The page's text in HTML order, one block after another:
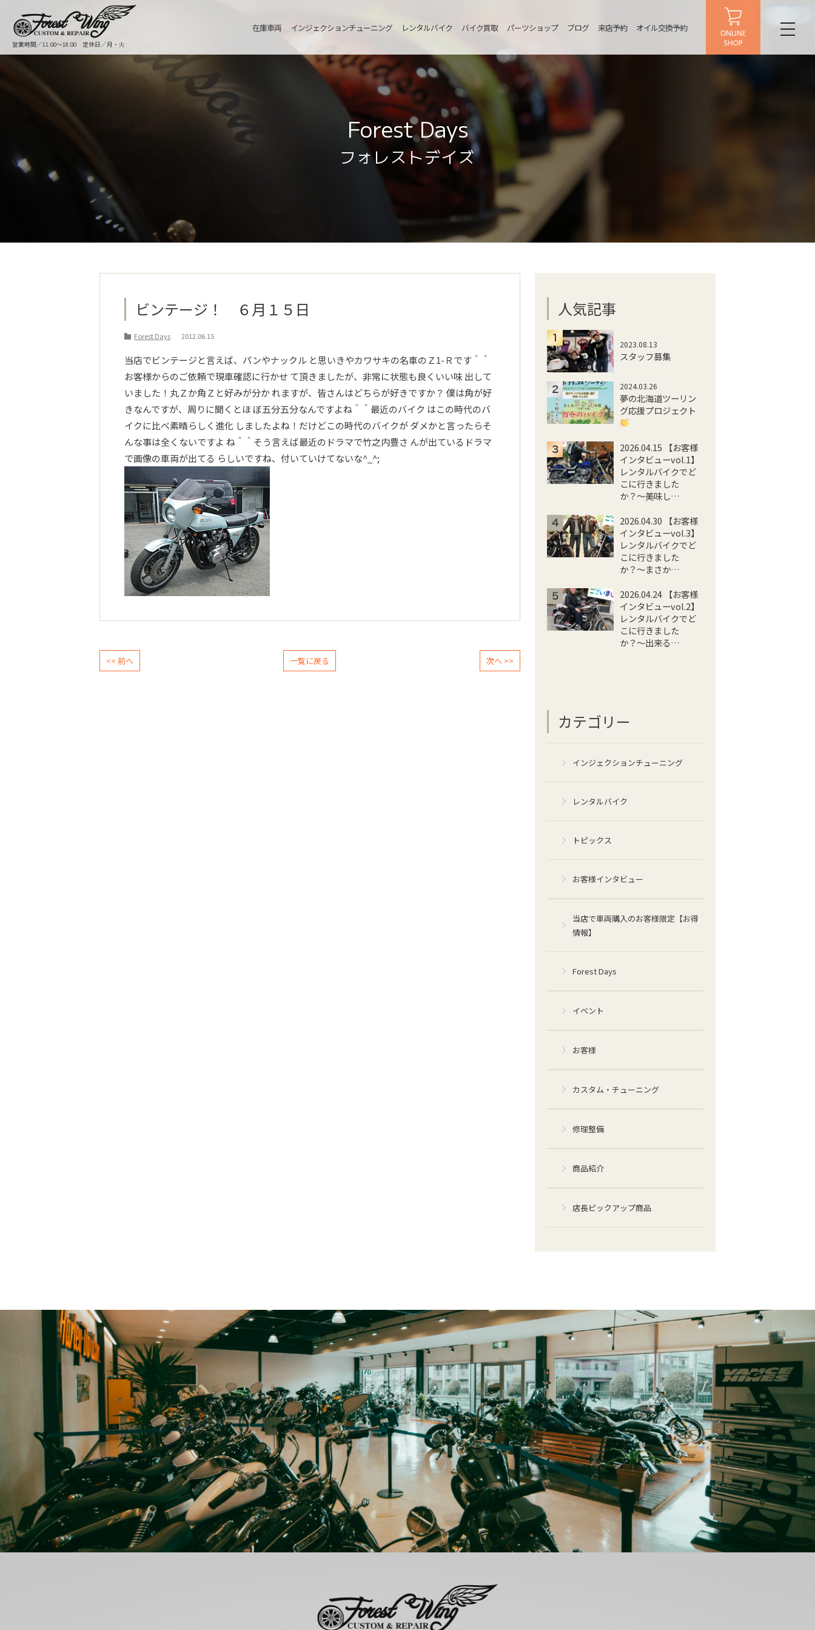
営業時間／11:00〜18:00 定休日／月・火
在庫車両 インジェクションチューニング レンタルバイク バイク買取 パーツショップ ブログ 来店予約 オイル交換予約
Forest Days
フォレストデイズ
ビンテージ！ ６月１５日
Forest Days 2012.06.15
当店でビンテージと言えば、パンやナックル と思いきやカワサキの名車のＺ1-Ｒです＾＾
お客様からのご依頼で現車確認に行かせ て頂きましたが、非常に状態も良くいい味 出して
いました！丸Ｚか角Ｚと好みが分か れますが、皆さんはどちらが好きですか？ 僕は角が好
きなんですが、周りに聞くとほ ぼ五分五分なんですよね＾＾最近のバイク はこの時代のバ
イクに比べ素晴らしく進化 しましたよね！だけどこの時代のバイクが ダメかと言ったらそ
んな事は全くないですよ ね＾＾そう言えば最近のドラマで竹之内豊さ んが出ているドラマ
で画像の車両が出てる らしいですね、付いていけてないな^_^;
<< 前へ 一覧に戻る 次へ >>
人気記事
2023.08.13
スタッフ募集
2024.03.26
夢の北海道ツーリン
グ応援プロジェクト
2026.04.15 【お客様
インタビューvol.1】
レンタルバイクでど
こに行きました
か？〜美味し…
2026.04.30 【お客様
インタビューvol.3】
レンタルバイクでど
こに行きました
か？〜まさか…
2026.04.24 【お客様
インタビューvol.2】
レンタルバイクでど
こに行きました
か？〜出来る…
カテゴリー
インジェクションチューニング
レンタルバイク
トピックス
お客様インタビュー
当店で車両購入のお客様限定【お得
情報】
Forest Days
イベント
お客様
カスタム・チューニング
修理整備
商品紹介
店長ピックアップ商品